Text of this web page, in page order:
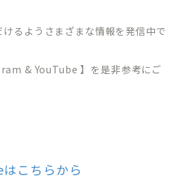
るようさまざまな情報を発信中で
& YouTube 】を是非参考にご
こちらから